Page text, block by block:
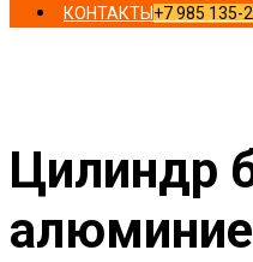
КОНТАКТЫ +7 985 135-
Цилиндр